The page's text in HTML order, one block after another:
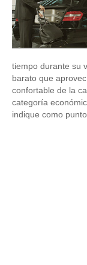
tiempo durante su
barato que
confortable de la
categoría
indique como